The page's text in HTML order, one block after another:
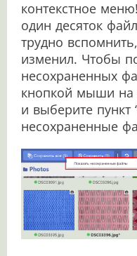
контекстное
один десяток
трудно
изменил. Чтобы
несохраненных
кнопкой мыши на
и выберите пункт
несохраненные